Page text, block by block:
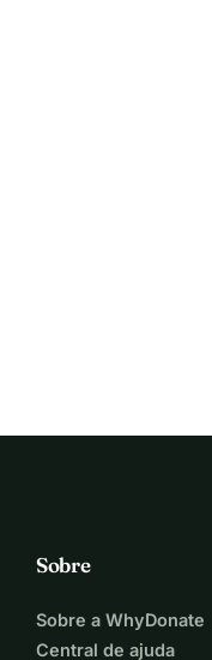
Sobre
Sobre a WhyDonate
Central de ajuda